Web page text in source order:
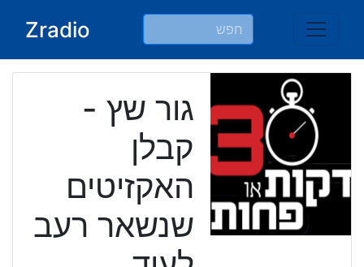
Zradio
גור שץ -
קבלן
האקזיטים
שנשאר רעב